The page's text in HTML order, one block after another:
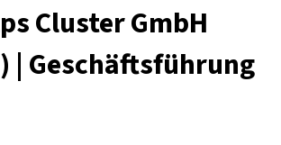
Cluster GmbH
| Geschäftsführung